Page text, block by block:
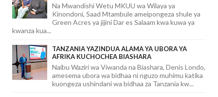
Na Mwandishi Wetu MKUU wa Wilaya ya
Kinondoni, Saad Mtambule ameipongeza shule ya
Green Acres ya jijini Dar es Salaam kwa kuwa ya
kwanza kua...
TANZANIA YAZINDUA ALAMA YA UBORA YA
AFRIKA KUCHOCHEA BIASHARA
Naibu Waziri wa Viwanda na Biashara, Denis Londo,
amesema ubora wa bidhaa ni nguzo muhimu katika
kuongeza ushindani wa bidhaa za Tanzania kw...